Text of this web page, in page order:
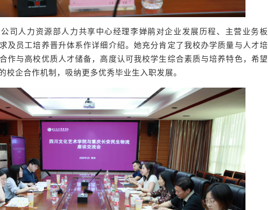
司人力资源部人力共享中心经理李婵鹃对企业发展历程、主营业务板
及员工培养晋升体系作详细介绍。她充分肯定了我校办学质量与人才培
作与高校优质人才储备，高度认可我校学生综合素质与培养特色，希望
校企合作机制，吸纳更多优秀毕业生入职发展。